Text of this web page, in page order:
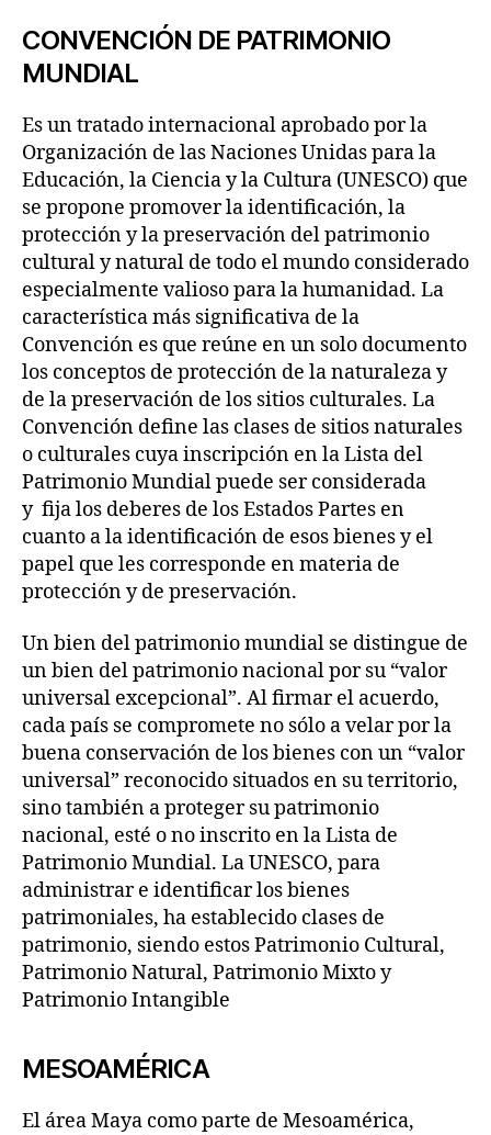
CONVENCIÓN DE PATRIMONIO
MUNDIAL
Es un tratado internacional aprobado por la
Organización de las Naciones Unidas para la
Educación, la Ciencia y la Cultura (UNESCO) que
se propone promover la identificación, la
protección y la preservación del patrimonio
cultural y natural de todo el mundo considerado
especialmente valioso para la humanidad. La
característica más significativa de la
Convención es que reúne en un solo documento
los conceptos de protección de la naturaleza y
de la preservación de los sitios culturales. La
Convención define las clases de sitios naturales
o culturales cuya inscripción en la Lista del
Patrimonio Mundial puede ser considerada
y fija los deberes de los Estados Partes en
cuanto a la identificación de esos bienes y el
papel que les corresponde en materia de
protección y de preservación.
Un bien del patrimonio mundial se distingue de
un bien del patrimonio nacional por su “valor
universal excepcional”. Al firmar el acuerdo,
cada país se compromete no sólo a velar por la
buena conservación de los bienes con un “valor
universal” reconocido situados en su territorio,
sino también a proteger su patrimonio
nacional, esté o no inscrito en la Lista de
Patrimonio Mundial. La UNESCO, para
administrar e identificar los bienes
patrimoniales, ha establecido clases de
patrimonio, siendo estos Patrimonio Cultural,
Patrimonio Natural, Patrimonio Mixto y
Patrimonio Intangible
MESOAMÉRICA
El área Maya como parte de Mesoamérica,